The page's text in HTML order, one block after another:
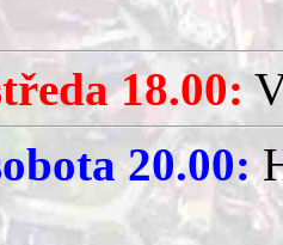
18.00:
20.00: